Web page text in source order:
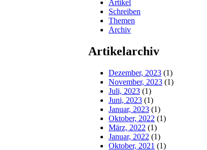
Artikel
Schreiben
Themen
Archiv
Artikelarchiv
Dezember, 2023 (1)
November, 2023 (1)
Juli, 2023 (1)
Juni, 2023 (1)
Januar, 2023 (1)
Oktober, 2022 (1)
März, 2022 (1)
Januar, 2022 (1)
Oktober, 2021 (1)